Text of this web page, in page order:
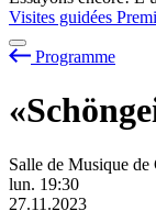
Visites guidées
Programme
Salle de Musique de
lun. 19:30
27.11.2023